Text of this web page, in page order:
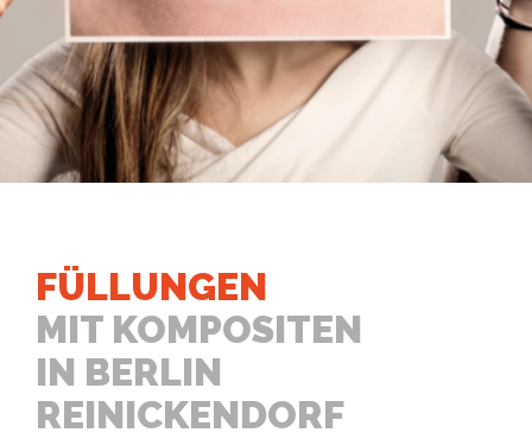
FÜLLUNGEN
MIT KOMPOSITEN
IN BERLIN
REINICKENDORF